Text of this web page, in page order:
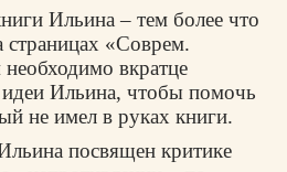
Ильина – тем более что
«Соврем.
вкратце
Ильина, чтобы помочь
не имел в руках книги.
посвящен критике